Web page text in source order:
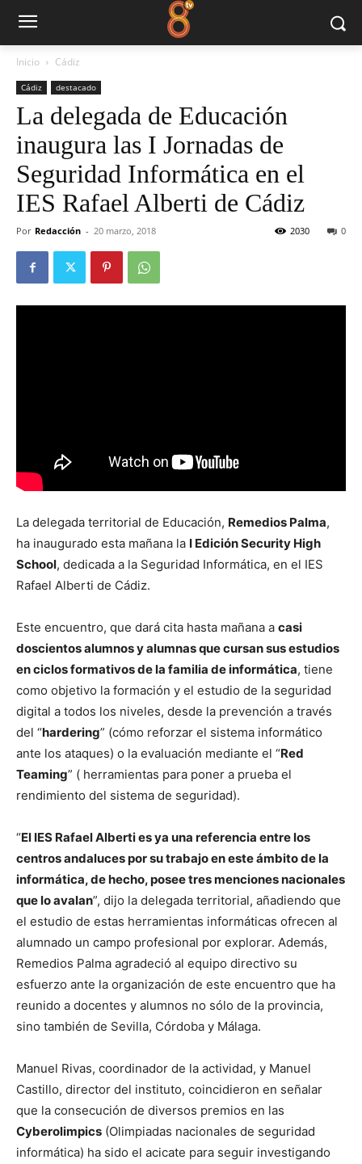
Inicio Cádiz
Cádiz destacado
La delegada de Educación
inaugura las I Jornadas de
Seguridad Informática en el
IES Rafael Alberti de Cádiz
Por Redacción - 20 marzo, 2018 0
2030
La delegada territorial de Educación, Remedios Palma,
ha inaugurado esta mañana la I Edición Security High
School, dedicada a la Seguridad Informática, en el IES
Rafael Alberti de Cádiz.
Este encuentro, que dará cita hasta mañana a casi
doscientos alumnos y alumnas que cursan sus estudios
en ciclos formativos de la familia de informática, tiene
como objetivo la formación y el estudio de la seguridad
digital a todos los niveles, desde la prevención a través
del “hardering” (cómo reforzar el sistema informático
ante los ataques) o la evaluación mediante el “Red
Teaming” ( herramientas para poner a prueba el
rendimiento del sistema de seguridad).
“El IES Rafael Alberti es ya una referencia entre los
centros andaluces por su trabajo en este ámbito de la
informática, de hecho, posee tres menciones nacionales
que lo avalan”, dijo la delegada territorial, añadiendo que
el estudio de estas herramientas informáticas ofrecen al
alumnado un campo profesional por explorar. Además,
Remedios Palma agradeció al equipo directivo su
esfuerzo ante la organización de este encuentro que ha
reunido a docentes y alumnos no sólo de la provincia,
sino también de Sevilla, Córdoba y Málaga.
Manuel Rivas, coordinador de la actividad, y Manuel
Castillo, director del instituto, coincidieron en señalar
que la consecución de diversos premios en las
Cyberolimpics (Olimpiadas nacionales de seguridad
informática) ha sido el acicate para seguir investigando